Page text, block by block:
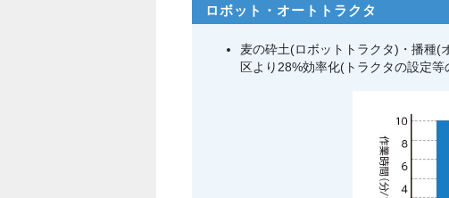
ロボット・オートトラクタ
麦の砕土(ロボットトラクタ)・播種(
区より28%効率化(トラクタの設定